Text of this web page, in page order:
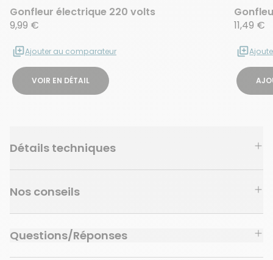
Gonfleur électrique 220 volts
9,99 €
Ajouter au comparateur
VOIR EN DÉTAIL
11,49 €
Détails techniques
Nos conseils
Questions/Réponses